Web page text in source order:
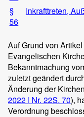
§
56
Inkrafttreten,
Auf Grund von
Evangelischen
Bekanntmachung
zuletzt geändert
Änderung der
2022 I Nr. 22S. 70),
Verordnung